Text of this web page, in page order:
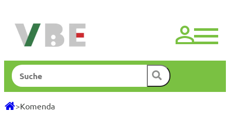
springen
Suchen
>Komenda